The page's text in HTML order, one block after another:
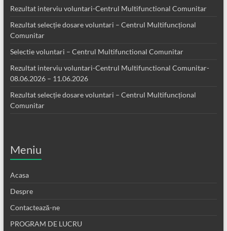
Rezultat interviu voluntari-Centrul Multifunctional Comunitar
Rezultat selecție dosare voluntari – Centrul Multifuncțional
Comunitar
Selectie voluntari – Centrul Multifunctional Comunitar
Rezultat interviu voluntari-Centrul Multifunctional Comunitar-
08.06.2026 – 11.06.2026
Rezultat selecție dosare voluntari – Centrul Multifuncțional
Comunitar
Meniu
Acasa
Despre
Contactează-ne
PROGRAM DE LUCRU